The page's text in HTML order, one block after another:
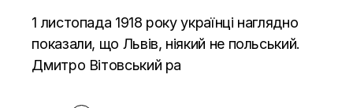
1 листопада 1918 року українці наглядно
показали, що Львів, ніякий не польський.
Дмитро Вітовський ра